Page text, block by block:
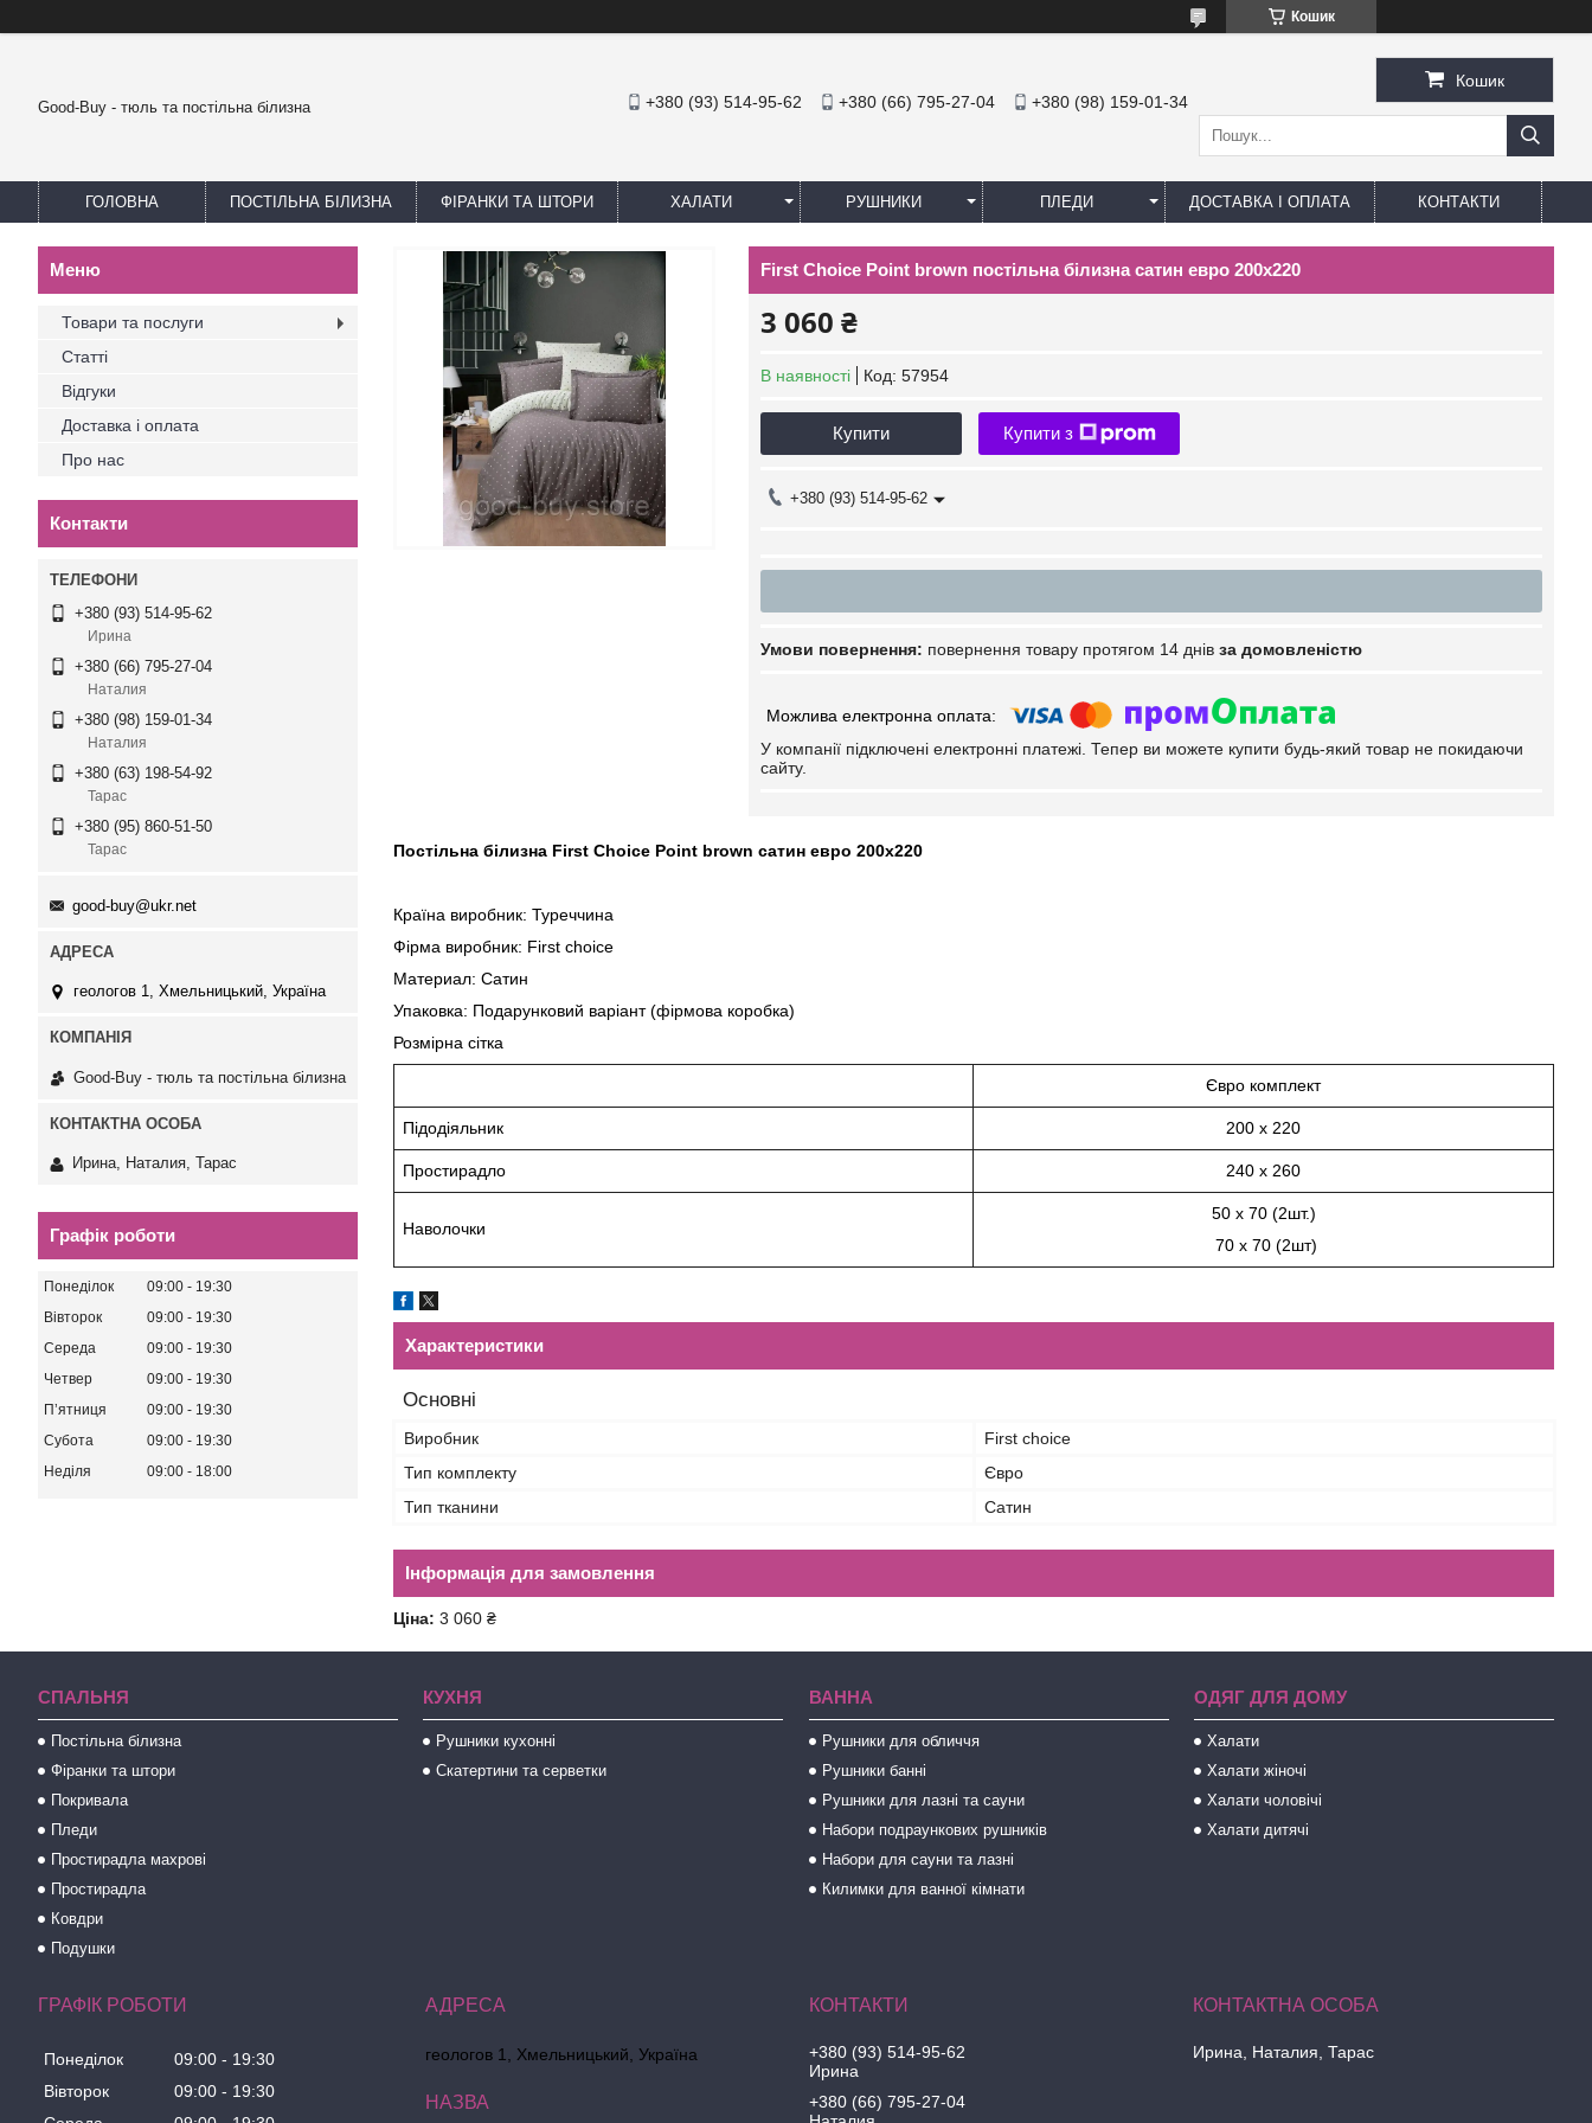
Кошик
Good-Buy - тюль та постільна білизна +380 (93) 514-95-62 +380 (66) 795-27-04 +380 (98) 159-01-34
Кошик
ГОЛОВНА ПОСТІЛЬНА БІЛИЗНА ФІРАНКИ ТА ШТОРИ ХАЛАТИ РУШНИКИ ПЛЕДИ ДОСТАВКА І ОПЛАТА КОНТАКТИ
First Choice Point brown постільна білизна сатин евро 200х220
3 060 ₴
В наявності Код: 57954
Купити Купити з
+380 (93) 514-95-62
повернення товару протягом 14 днів за домовленістю
У компанії підключені електронні платежі. Тепер ви можете купити будь-який товар не покидаючи
сайту.
Постільна білизна First Choice Point brown сатин евро 200х220
Країна виробник: Туреччина
Фірма виробник: First choice
Материал: Сатин
Упаковка: Подарунковий варіант (фірмова коробка)
Розмірна сітка
Євро комплект
Підодіяльник 200 х 220
Простирадло 240 х 260
Наволочки
50 х 70 (2шт.)
70 х 70 (2шт)
Характеристики
Основні
Виробник
First choice
Тип комплекту
Євро
Тип тканини
Сатин
Інформація для замовлення
Ціна: 3 060 ₴
Товари та послуги
Статті
Відгуки
Доставка і оплата
Про нас
Контакти
+380 (93) 514-95-62
Ирина
+380 (66) 795-27-04
Наталия
+380 (98) 159-01-34
Наталия
+380 (63) 198-54-92
Тарас
+380 (95) 860-51-50
Тарас
good-buy@ukr.net
геологов 1, Хмельницький, Україна
Good-Buy - тюль та постільна білизна
Ирина, Наталия, Тарас
Графік роботи
Понеділок 09:00
19:30
Вівторок
09:00
19:30
Середа
09:00
19:30
Четвер
09:00
19:30
Пʼятниця
09:00
19:30
Субота
09:00
19:30
Неділя
09:00 18:00
СПАЛЬНЯ
Постільна білизна
Фіранки та штори
Покривала
Пледи
Простирадла махрові
Простирадла
Ковдри
Подушки
КУХНЯ
Рушники кухонні
Скатертини та серветки
ВАННА
Рушники для обличчя
Рушники банні
Рушники для лазні та сауни
Набори подраункових рушників
Набори для сауни та лазні
Килимки для ванної кімнати
ОДЯГ ДЛЯ ДОМУ
Халати
Халати жіночі
Халати чоловічі
Халати дитячі
ГРАФІК РОБОТИ
Понеділок 09:00
19:30
Вівторок
09:00
19:30
геологов 1, Хмельницький, Україна
+380 (93) 514-95-62
Ирина
+380 (66) 795-27-04
Ирина, Наталия, Тарас